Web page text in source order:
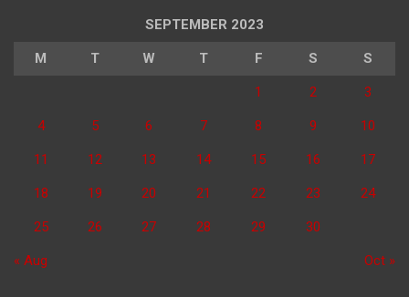
SEPTEMBER 2023
M T W T F S S
1 2 3
4 5 6 7 8 9 10
11 12 13 14 15 16 17
18 19 20 21 22 23 24
25 26 27 28 29 30
« Aug Oct »